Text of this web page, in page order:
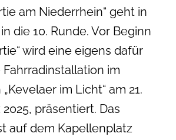
am Niederrhein“ geht in
die 10. Runde. Vor Beginn
wird eine eigens dafür
im
im Licht“ am 21.
2025, präsentiert. Das
auf dem Kapellenplatz